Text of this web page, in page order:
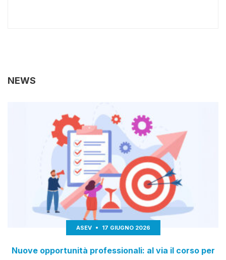
NEWS
ASEV 17 GIUGNO 2026
Nuove opportunità professionali: al via il corso per